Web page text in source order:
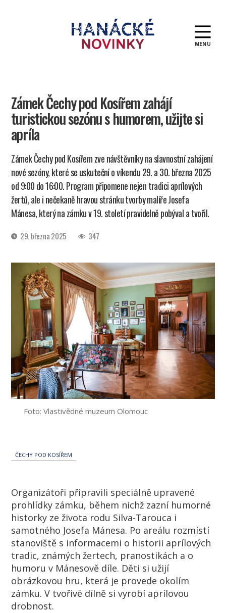
MENU
Zámek Čechy pod Kosířem zahájí
turistickou sezónu s humorem, užijte si
apríla
Zámek Čechy pod Kosířem zve návštěvníky na slavnostní zahájení
nové sezóny, které se uskuteční o víkendu 29. a 30. března 2025
od 9:00 do 16:00. Program připomene nejen tradici aprílových
žertů, ale i nečekaně hravou stránku tvorby malíře Josefa
Mánesa, který na zámku v 19. století pravidelně pobýval a tvořil.
Datum29. března 2025 347
Foto: Vlastivědné muzeum Olomouc
ČECHY POD KOSÍŘEM
Organizátoři připravili speciálně upravené
prohlídky zámku, během nichž zazní humorné
historky ze života rodu Silva-Tarouca i
samotného Josefa Mánesa. Po areálu rozmístí
stanoviště s informacemi o historii aprílových
tradic, známých žertech, pranostikách a o
humoru v Mánesově díle. Děti si užijí
obrázkovou hru, která je provede okolím
zámku. V tvořivé dílně si vyrobí aprílovou
drobnost.